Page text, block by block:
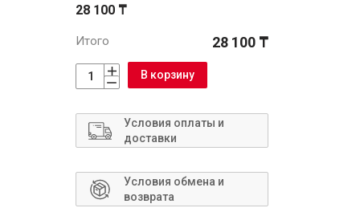
28 100 ₸
Итого 28 100 ₸
В корзину
Условия оплаты и
доставки
Условия обмена и
возврата
Сантехника